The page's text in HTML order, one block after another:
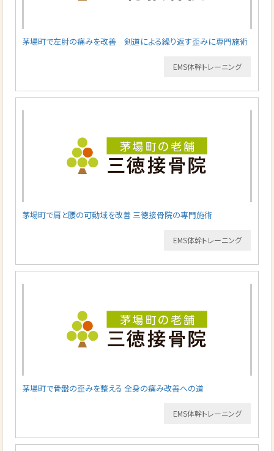
茅場町で左肘の痛みを改善 剣道による繰り返す歪みに専門施術
EMS体幹トレーニング
茅場町で肩と腰の可動域を改善 三徳接骨院の専門施術
EMS体幹トレーニング
茅場町で骨盤の歪みを整える 全身の痛み改善への道
EMS体幹トレーニング